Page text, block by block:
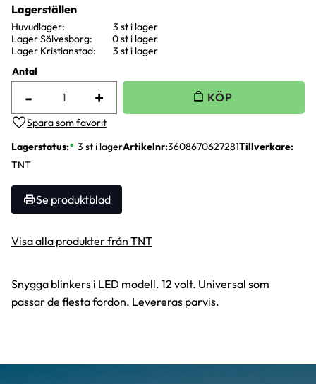
Antal
+
-
Lägg till i favoriter
Lagerstatus 3 st i lagerArtikelnr 3608670627281Tillverkare
TNT
Se produktblad
Lagerställen
Huvudlager
3 st i lager
Lager Sölvesborg
0 st i lager
Lager Kristianstad
3 st i lager
Visa alla produkter från TNT
Snygga blinkers i LED modell. 12 volt. Universal som
passar de flesta fordon. Levereras parvis.